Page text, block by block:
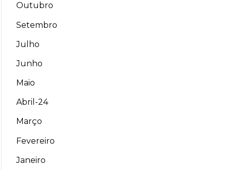
Outubro
Setembro
Julho
Junho
Maio
Abril-24
Março
Fevereiro
Janeiro